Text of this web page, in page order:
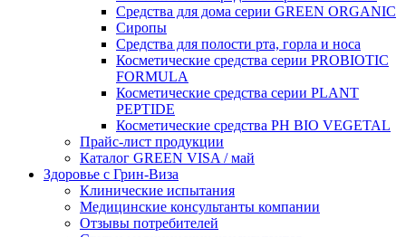
Средства для дома серии GREEN ORGANIC
Сиропы
Средства для полости рта, горла и носа
Косметические средства серии PROBIOTIC
FORMULA
Косметические средства серии PLANT
PEPTIDE
Косметические средства PH BIO VEGETAL
Прайс-лист продукции
Каталог GREEN VISA / май
Здоровье с Грин-Виза
Клинические испытания
Медицинские консультанты компании
Отзывы потребителей